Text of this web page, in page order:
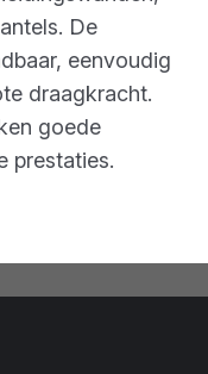
De
eenvoudig
draagkracht.
goede
prestaties.